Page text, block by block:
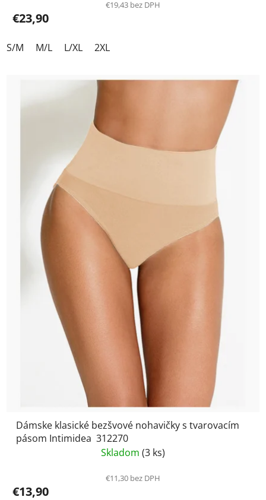
€19,43 bez DPH
€23,90
S/M M/L L/XL 2XL
Dámske klasické bezšvové nohavičky s tvarovacím
pásom Intimidea 312270
Skladom (3 ks)
€11,30 bez DPH
€13,90